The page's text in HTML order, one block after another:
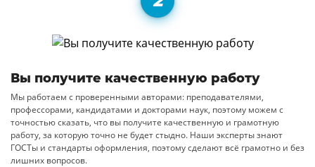
Вы получите качественную работу
Мы работаем с проверенными авторами: преподавателями,
профессорами, кандидатами и докторами наук, поэтому можем с
точностью сказать, что вы получите качественную и грамотную
работу, за которую точно не будет стыдно. Наши эксперты знают
ГОСТы и стандарты оформления, поэтому сделают всё грамотно и без
лишних вопросов.